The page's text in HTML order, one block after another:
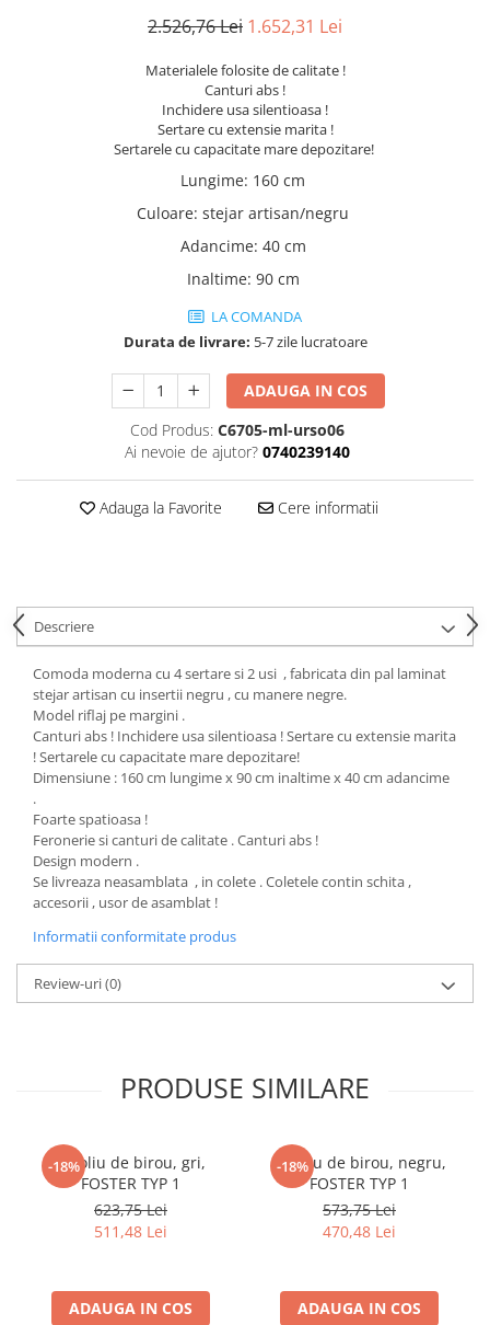
Mese bucatarie /dining
Mobilier/seturi de bucatarie
Comode lux-ultramoderne
Dulapuri haine si Sifoniere
Paturi de 1 persoana
Paturi lemn & pal
Paturi metalice
Paturi tapitate
Suporturi saltea/Somiere/Gratii
pentru pat
Mobilier Hol/Cuiere
Banci pentru asteptare
Colectia casmir -seturi
cuiere/mobila hol Rai casmir
Set mobilier Hol modern cu
panouri tapitate
Seturi hol cuiere
Fotolii
Birouri
Dulapuri birou/bibliorafturi
rafturi/etajere carti
Scaune Birou
Scaune conferinta-vizitator
Birouri camera copilului
2.526,76 Lei 1.652,31 Lei
Materialele folosite de calitate !
Canturi abs !
Inchidere usa silentioasa !
Sertare cu extensie marita !
Sertarele cu capacitate mare depozitare!
Lungime: 160 cm
Culoare: stejar artisan/negru
Adancime: 40 cm
Inaltime: 90 cm
LA COMANDA
Durata de livrare: 5-7 zile lucratoare
ADAUGA IN COS
Cod Produs: C6705-ml-urso06
Ai nevoie de ajutor? 0740239140
Adauga la Favorite Cere informatii
Descriere
Comoda moderna cu 4 sertare si 2 usi , fabricata din pal laminat
stejar artisan cu insertii negru , cu manere negre.
Model riflaj pe margini .
Canturi abs ! Inchidere usa silentioasa ! Sertare cu extensie marita
! Sertarele cu capacitate mare depozitare!
Dimensiune : 160 cm lungime x 90 cm inaltime x 40 cm adancime
.
Foarte spatioasa !
Feronerie si canturi de calitate . Canturi abs !
Design modern .
Se livreaza neasamblata , in colete . Coletele contin schita ,
accesorii , usor de asamblat !
Informatii conformitate produs
Review-uri(0)
PRODUSE SIMILARE
-18%
Fotoliu de birou, gri,
FOSTER TYP 1
623,75 Lei
511,48 Lei
ADAUGA IN COS
-18%
Fotoliu de birou, negru,
FOSTER TYP 1
573,75 Lei
470,48 Lei
ADAUGA IN COS